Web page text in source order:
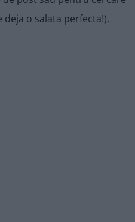
deja o salata perfecta!).